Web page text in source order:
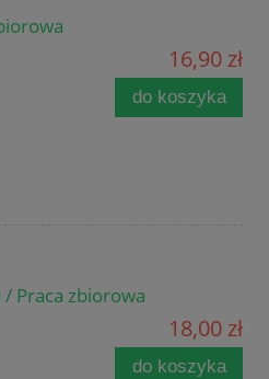
16,90 zł
do koszyka
Praca zbiorowa
18,00 zł
do koszyka